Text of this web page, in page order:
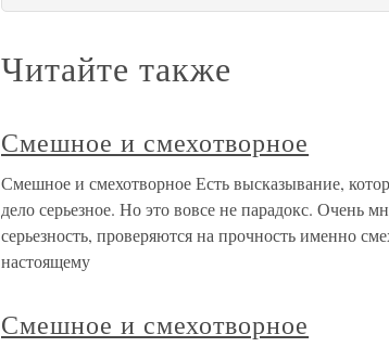
Читайте также
Смешное и смехотворное
Смешное и смехотворное Есть высказывание,
дело серьезное. Но это вовсе не парадокс. Очень
серьезность, проверяются на прочность именно
настоящему
Смешное и смехотворное